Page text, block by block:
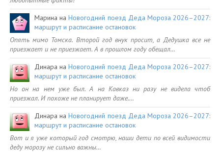
Марина наНовогодний поезд Деда Мороза 2026–2027:
маршрут и расписание остановок
Опять мимо Томска. Второй год внук просит, а Дедушка все не
приезжает и не приезжает. А в прошлом году обещал…
Динара наНовогодний поезд Деда Мороза 2026–2027:
маршрут и расписание остановок
Но он на нем уже был. А на Кавказ ни разу не видела чтоб
приезжал. И похоже не планирует даже.…
Динара наНовогодний поезд Деда Мороза 2026–2027:
маршрут и расписание остановок
Вот и я уже который год смотрю, наши дети по всей видимости
деду морозу не сильно важны…